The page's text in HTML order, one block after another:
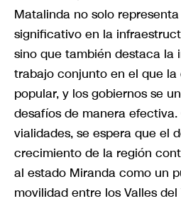
Matalinda no solo
significativo en la
sino que también destaca la
trabajo conjunto en el que
popular, y los gobiernos se
desafíos de manera
vialidades, se espera que el
crecimiento de la región
al estado Miranda como un
movilidad entre los Valles